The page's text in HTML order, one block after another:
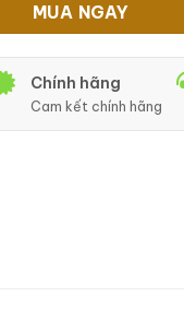
MUA NGAY
Chính hãng
Cam kết chính hãng